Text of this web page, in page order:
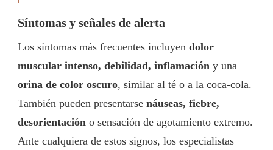
Síntomas y señales de alerta
Los síntomas más frecuentes incluyen dolor
muscular intenso, debilidad, inflamación y una
orina de color oscuro, similar al té o a la coca-cola.
También pueden presentarse náuseas, fiebre,
desorientación o sensación de agotamiento extremo.
Ante cualquiera de estos signos, los especialistas